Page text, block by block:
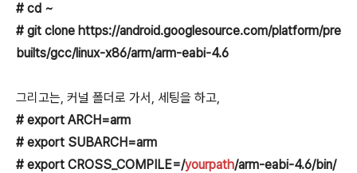
# cd ~
# git clone https://android.googlesource.com/platform/pre
builts/gcc/linux-x86/arm/arm-eabi-4.6
그리고는, 커널 폴더로 가서, 세팅을 하고,
# export ARCH=arm
# export SUBARCH=arm
# export CROSS_COMPILE=/yourpath/arm-eabi-4.6/bin/